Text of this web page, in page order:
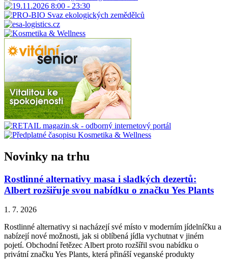
Novinky na trhu
Rostlinné alternativy masa i sladkých dezertů:
Albert rozšiřuje svou nabídku o značku Yes Plants
1. 7. 2026
Rostlinné alternativy si nacházejí své místo v moderním jídelníčku a
nabízejí nové možnosti, jak si oblíbená jídla vychutnat v jiném
pojetí. Obchodní řetězec Albert proto rozšířil svou nabídku o
privátní značku Yes Plants, která přináší veganské produkty